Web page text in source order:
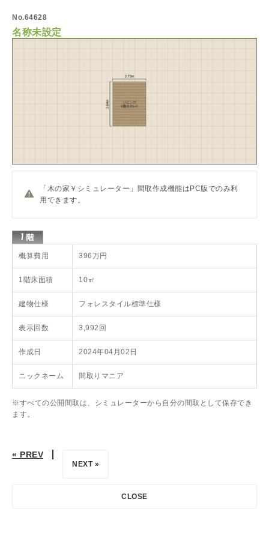
No.64628
名称未設定
「木の家￥シミュレーター」間取作成機能はPC版でのみ利
用できます。
概算費用 396万円
1階床面積 10㎡
建物仕様 フォレスタイル標準仕様
表示回数 3,992回
作成日 2024年04月02日
ニックネーム 間取りマニア
※すべての公開間取は、シミュレーターから自分の間取として保存でき
ます。
« PREV
NEXT »
CLOSE